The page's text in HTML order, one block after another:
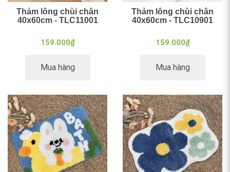
Thảm lông chùi chân
40x60cm - TLC11001
159.000₫
Mua hàng
Thảm lông chùi chân
40x60cm - TLC10901
159.000₫
Mua hàng